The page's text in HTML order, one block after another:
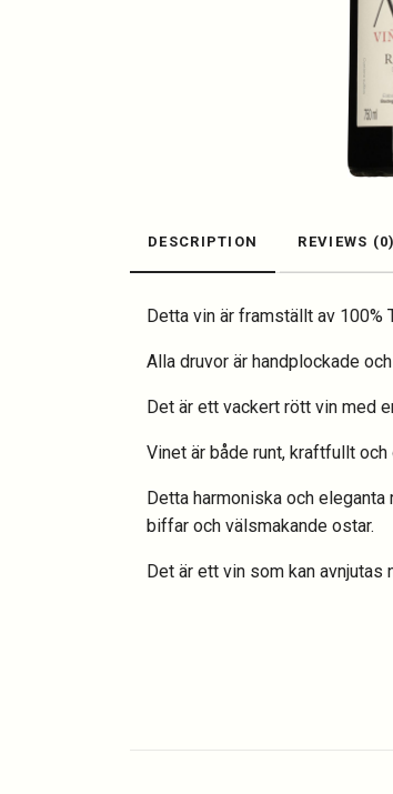
DESCRIPTION REVIEWS (0)
Detta vin är framställt av 100%
Alla druvor är handplockade
Det är ett vackert rött vin med
Vinet är både runt, kraftfullt
Detta harmoniska och
biffar och välsmakande ostar.
Det är ett vin som kan avnjutas